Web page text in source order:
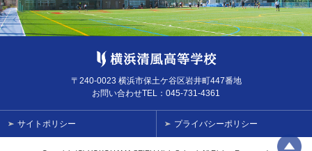
〒240-0023 横浜市保土ケ谷区岩井町447番地
お問い合わせTEL： 045-731-4361
サイトポリシー プライバシーポリシー